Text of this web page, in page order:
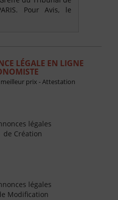
Pour Avis, le
LÉGALE EN LIGNE
prix - Attestation
légales
de Création
légales
Modification